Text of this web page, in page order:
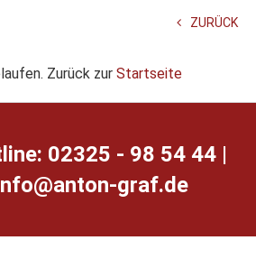
ZURÜCK
Zurück zur Startseite
02325 - 98 54 44 |
notna@ofni